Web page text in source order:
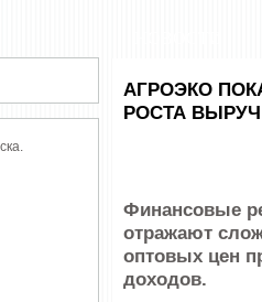
АГРОЭКО
РОСТА
Финансовые
отражают
оптовых цен
доходов.